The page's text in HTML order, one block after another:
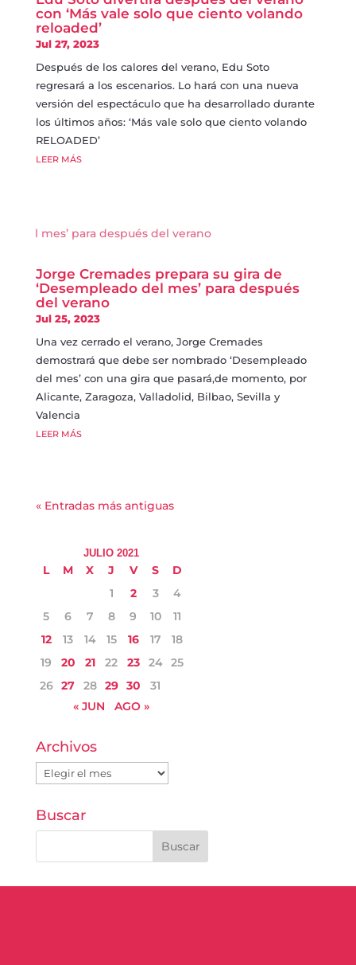
con ‘Más vale solo que ciento volando
reloaded’
Jul 27, 2023
Después de los calores del verano, Edu Soto
regresará a los escenarios. Lo hará con una nueva
versión del espectáculo que ha desarrollado durante
los últimos años: ‘Más vale solo que ciento volando
RELOADED’
LEER MÁS
Jorge Cremades prepara su gira de
‘Desempleado del mes’ para después
del verano
Jul 25, 2023
Una vez cerrado el verano, Jorge Cremades
demostrará que debe ser nombrado ‘Desempleado
del mes’ con una gira que pasará,de momento, por
Alicante, Zaragoza, Valladolid, Bilbao, Sevilla y
Valencia
LEER MÁS
« Entradas más antiguas
JULIO 2021
L M X J V S
D
1
2 3
4
5
6 7 8 9 10
11
12
13 14 15 16 17
18
19
20 21 22 23 24 25
26 27 28 29 30
31
« JUN
AGO »
Archivos
Archivos
Buscar